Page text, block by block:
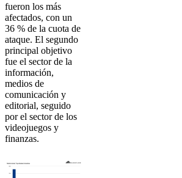
fueron los más
afectados, con un
36 % de la cuota de
ataque. El segundo
principal objetivo
fue el sector de la
información,
medios de
comunicación y
editorial, seguido
por el sector de los
videojuegos y
finanzas.